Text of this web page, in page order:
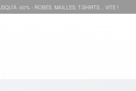
-50% : ROBES, MAILLES, T-SHIRTS... VITE !